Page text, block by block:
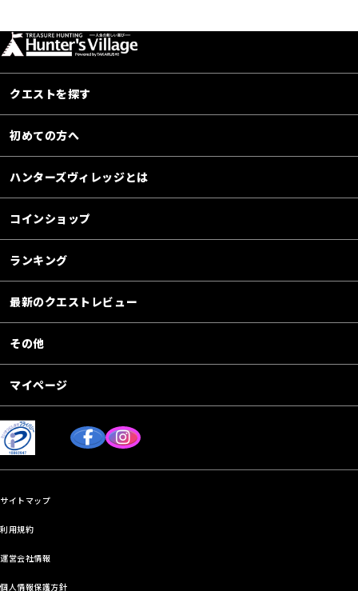
クエストを探す
初めての方へ
ハンターズヴィレッジとは
コインショップ
ランキング
最新のクエストレビュー
その他
マイページ
サイトマップ
利用規約
運営会社情報
個人情報保護方針